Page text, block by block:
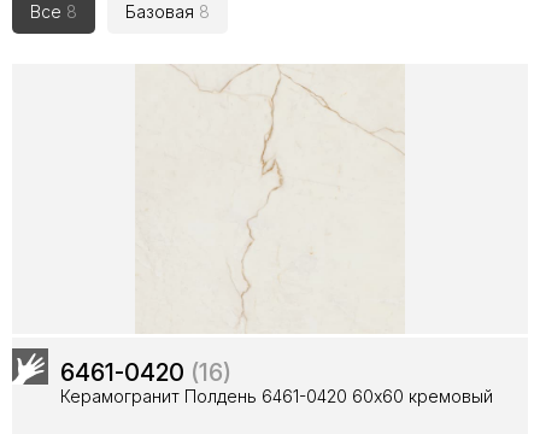
Все 8 Базовая 8
6461-0420 (16)
Керамогранит Полдень 6461-0420 60х60 кремовый